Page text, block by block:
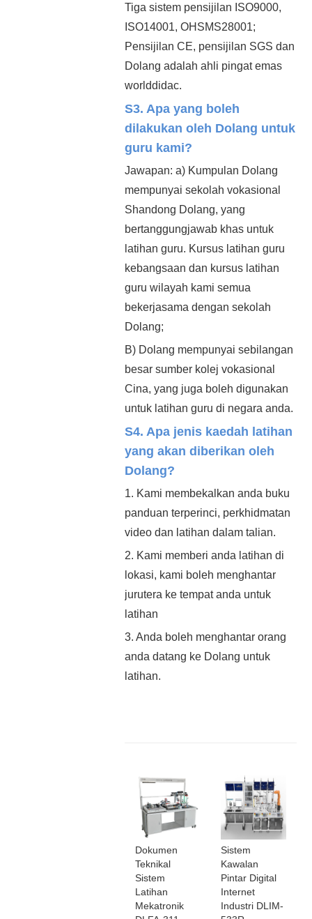
Tiga sistem pensijilan ISO9000,
ISO14001, OHSMS28001;
Pensijilan CE, pensijilan SGS dan
Dolang adalah ahli pingat emas
worlddidac.
S3. Apa yang boleh
dilakukan oleh Dolang untuk
guru kami?
Jawapan: a) Kumpulan Dolang
mempunyai sekolah vokasional
Shandong Dolang, yang
bertanggungjawab khas untuk
latihan guru. Kursus latihan guru
kebangsaan dan kursus latihan
guru wilayah kami semua
bekerjasama dengan sekolah
Dolang;
B) Dolang mempunyai sebilangan
besar sumber kolej vokasional
Cina, yang juga boleh digunakan
untuk latihan guru di negara anda.
S4. Apa jenis kaedah latihan
yang akan diberikan oleh
Dolang?
1. Kami membekalkan anda buku
panduan terperinci, perkhidmatan
video dan latihan dalam talian.
2. Kami memberi anda latihan di
lokasi, kami boleh menghantar
jurutera ke tempat anda untuk
latihan
3. Anda boleh menghantar orang
anda datang ke Dolang untuk
latihan.
Dokumen
Teknikal
Sistem
Latihan
Mekatronik
Sistem
Kawalan
Pintar Digital
Internet
Industri DLIM-